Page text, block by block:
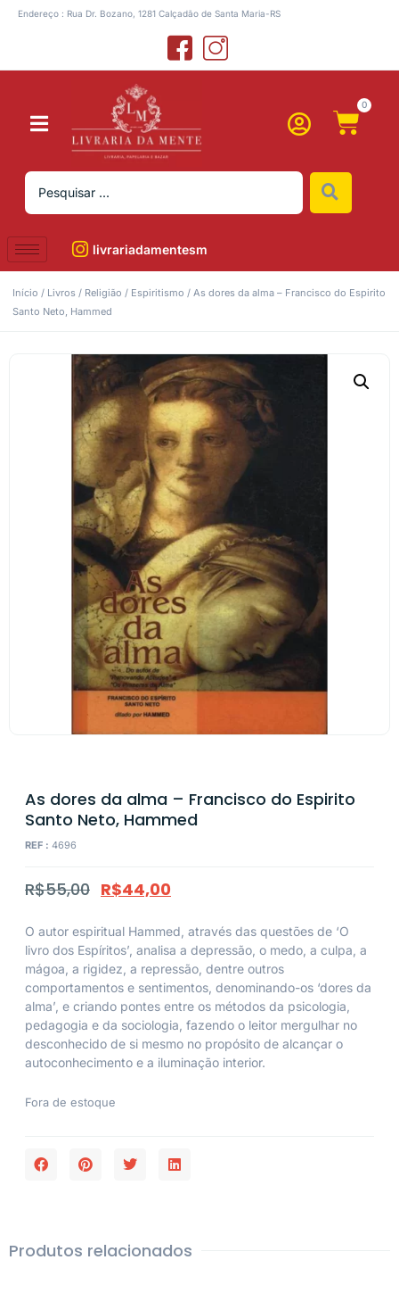
Endereço : Rua Dr. Bozano, 1281 Calçadão de Santa Maria-RS
0
livrariadamentesm
Início / Livros / Religião / Espiritismo / As dores da alma – Francisco do Espirito
Santo Neto, Hammed
As dores da alma – Francisco do Espirito
Santo Neto, Hammed
REF : 4696
R$55,00 R$44,00
O autor espiritual Hammed, através das questões de ‘O
livro dos Espíritos’, analisa a depressão, o medo, a culpa, a
mágoa, a rigidez, a repressão, dentre outros
comportamentos e sentimentos, denominando-os ‘dores da
alma’, e criando pontes entre os métodos da psicologia,
pedagogia e da sociologia, fazendo o leitor mergulhar no
desconhecido de si mesmo no propósito de alcançar o
autoconhecimento e a iluminação interior.
Fora de estoque
Produtos relacionados